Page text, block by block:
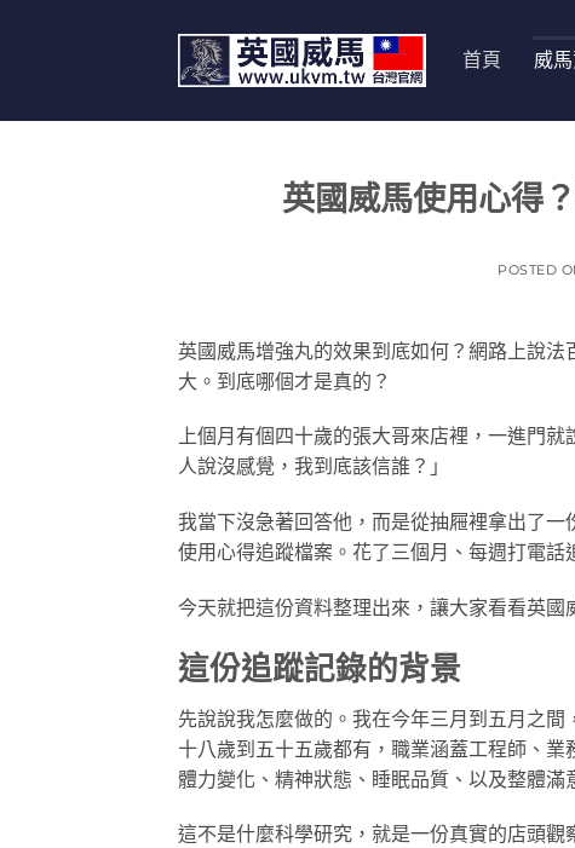
首頁 威
英國威馬使用心得
POSTED
英國威馬增強丸的效果到底如何？網路上說
大。到底哪個才是真的？
上個月有個四十歲的張大哥來店裡，一進門
人說沒感覺，我到底該信誰？」
我當下沒急著回答他，而是從抽屜裡拿出了
使用心得追蹤檔案。花了三個月、每週打電話
今天就把這份資料整理出來，讓大家看看英國
這份追蹤記錄的背景
先說說我怎麼做的。我在今年三月到五月之
十八歲到五十五歲都有，職業涵蓋工程師、
體力變化、精神狀態、睡眠品質、以及整體滿
這不是什麼科學研究，就是一份真實的店頭